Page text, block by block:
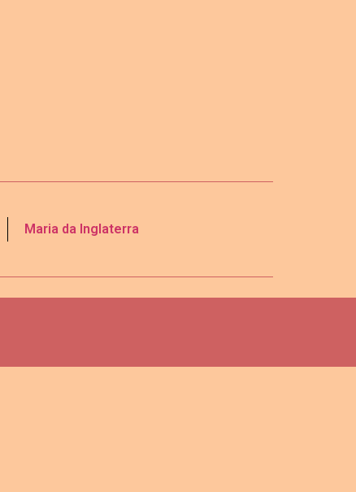
Maria da Inglaterra